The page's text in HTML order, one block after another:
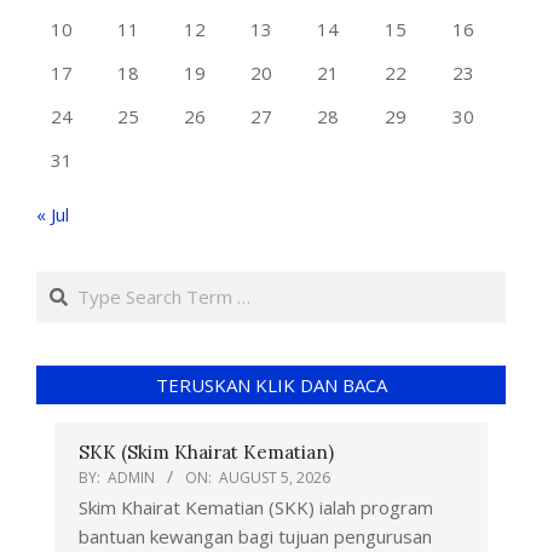
10
11 12 13 14 15
16
17
18 19 20 21 22
23
24
25 26 27 28 29
30
31
« Jul
TERUSKAN KLIK DAN BACA
SKK (Skim Khairat Kematian)
BY: ADMIN ON: AUGUST 5, 2026
Skim Khairat Kematian (SKK) ialah program
bantuan kewangan bagi tujuan pengurusan